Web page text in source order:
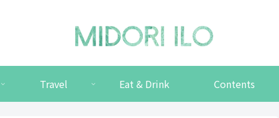
Travel Eat & Drink Contents